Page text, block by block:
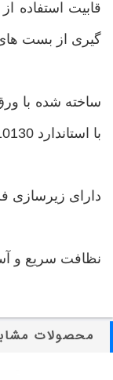
قابیت استفاده
گیری از بست
ساخته شده با
با استاندارد EN10130
دارای زیرسازی
نظافت سریع و
محصولات